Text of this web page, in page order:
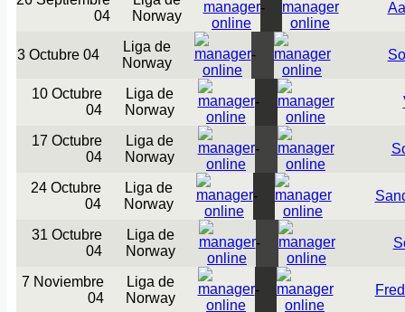
04
Norway
-
3 Octubre 04
Liga de
Norway
-
10 Octubre
04
Liga de
Norway
-
17 Octubre
04
Liga de
Norway
-
24 Octubre
04
Liga de
Norway
-
31 Octubre
04
Liga de
Norway
-
7 Noviembre
04
Liga de
Norway
-